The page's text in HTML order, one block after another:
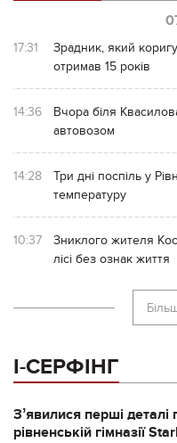
17:31
Зрадник, який
отримав 15 років
14:36
Вчора біля
автовозом
14:28
Три дні поспіль у
температуру
10:37
Зниклого жителя
лісі без ознак життя
І-СЕРФІНГ
Зʼявилися перші деталі
рівненській гімназії